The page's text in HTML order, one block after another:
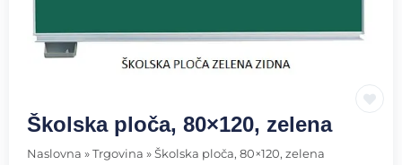
Školska ploča, 80×120, zelena
Naslovna » Trgovina » Školska ploča, 80×120, zelena